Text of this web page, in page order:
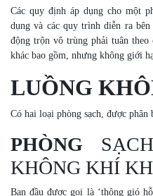
Các quy định áp dụng cho một
dụng và các quy trình diễn ra
động trộn vô trùng phải tuân
khác bao gồm, nhưng không giới
LUỒNG
Có hai loại phòng sạch, được
PHÒNG
KHÔNG KHÍ
Ban đầu được gọi là ‘thông gió